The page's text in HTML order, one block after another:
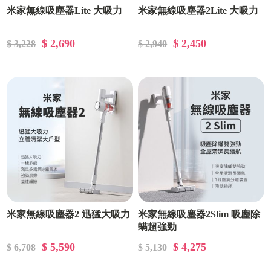
米家無線吸塵器Lite 大吸力
$ 3,228 $ 2,690
米家無線吸塵器2Lite 大吸力
$ 2,940 $ 2,450
米家無線吸塵器2 迅猛大吸力
$ 6,708 $ 5,590
米家無線吸塵器2Slim 吸塵除
螨超強勁
$ 5,130
$ 4,275